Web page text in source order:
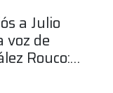
a Julio
voz de
Rouco: